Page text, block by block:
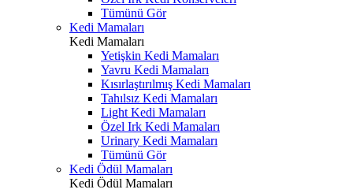
Tümünü Gör
Kedi Mamaları
Kedi Mamaları
Yetişkin Kedi Mamaları
Yavru Kedi Mamaları
Kısırlaştırılmış Kedi Mamaları
Tahılsız Kedi Mamaları
Light Kedi Mamaları
Özel Irk Kedi Mamaları
Urinary Kedi Mamaları
Tümünü Gör
Kedi Ödül Mamaları
Kedi Ödül Mamaları